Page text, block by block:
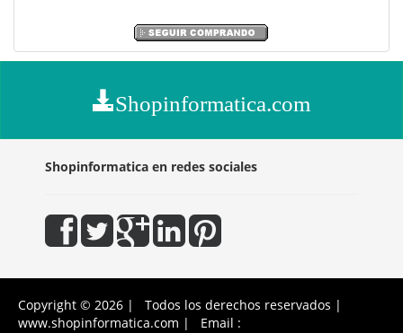
Shopinformatica.com
Shopinformatica en redes sociales
Copyright © 2026 | Todos los derechos reservados |
www.shopinformatica.com | Email :